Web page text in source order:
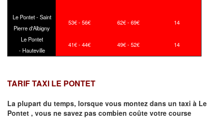
Le Pontet - Saint
Pierre d'Albigny
53€ - 56€ 62€ - 69€ 14
Le Pontet
- Hauteville
41€ - 44€ 49€ - 52€ 14
TARIF TAXI LE PONTET
La plupart du temps, lorsque vous montez dans un taxi à Le
Pontet , vous ne savez pas combien coûte votre course